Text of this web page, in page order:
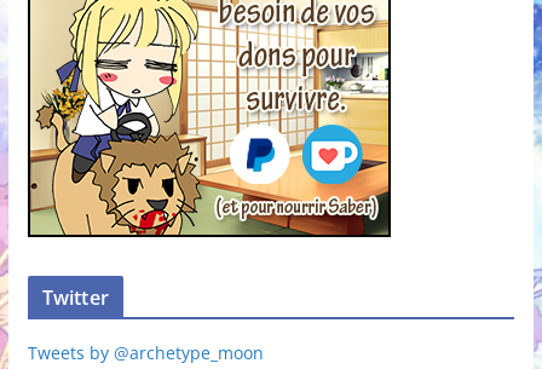
Twitter
Tweets by @archetype_moon